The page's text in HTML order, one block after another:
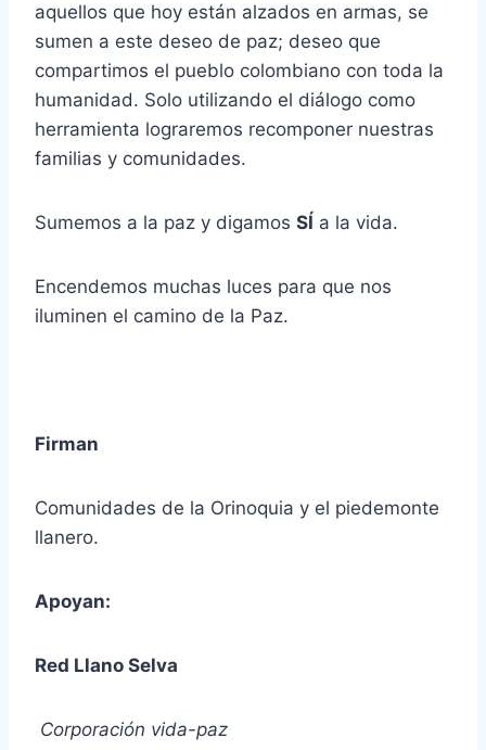
aquellos que hoy están alzados en armas, se
sumen a este deseo de paz; deseo que
compartimos el pueblo colombiano con toda la
humanidad. Solo utilizando el diálogo como
herramienta lograremos recomponer nuestras
familias y comunidades.
Sumemos a la paz y digamos SÍ a la vida.
Encendemos muchas luces para que nos
iluminen el camino de la Paz.
Firman
Comunidades de la Orinoquia y el piedemonte
llanero.
Apoyan:
Red Llano Selva
Corporación vida-paz